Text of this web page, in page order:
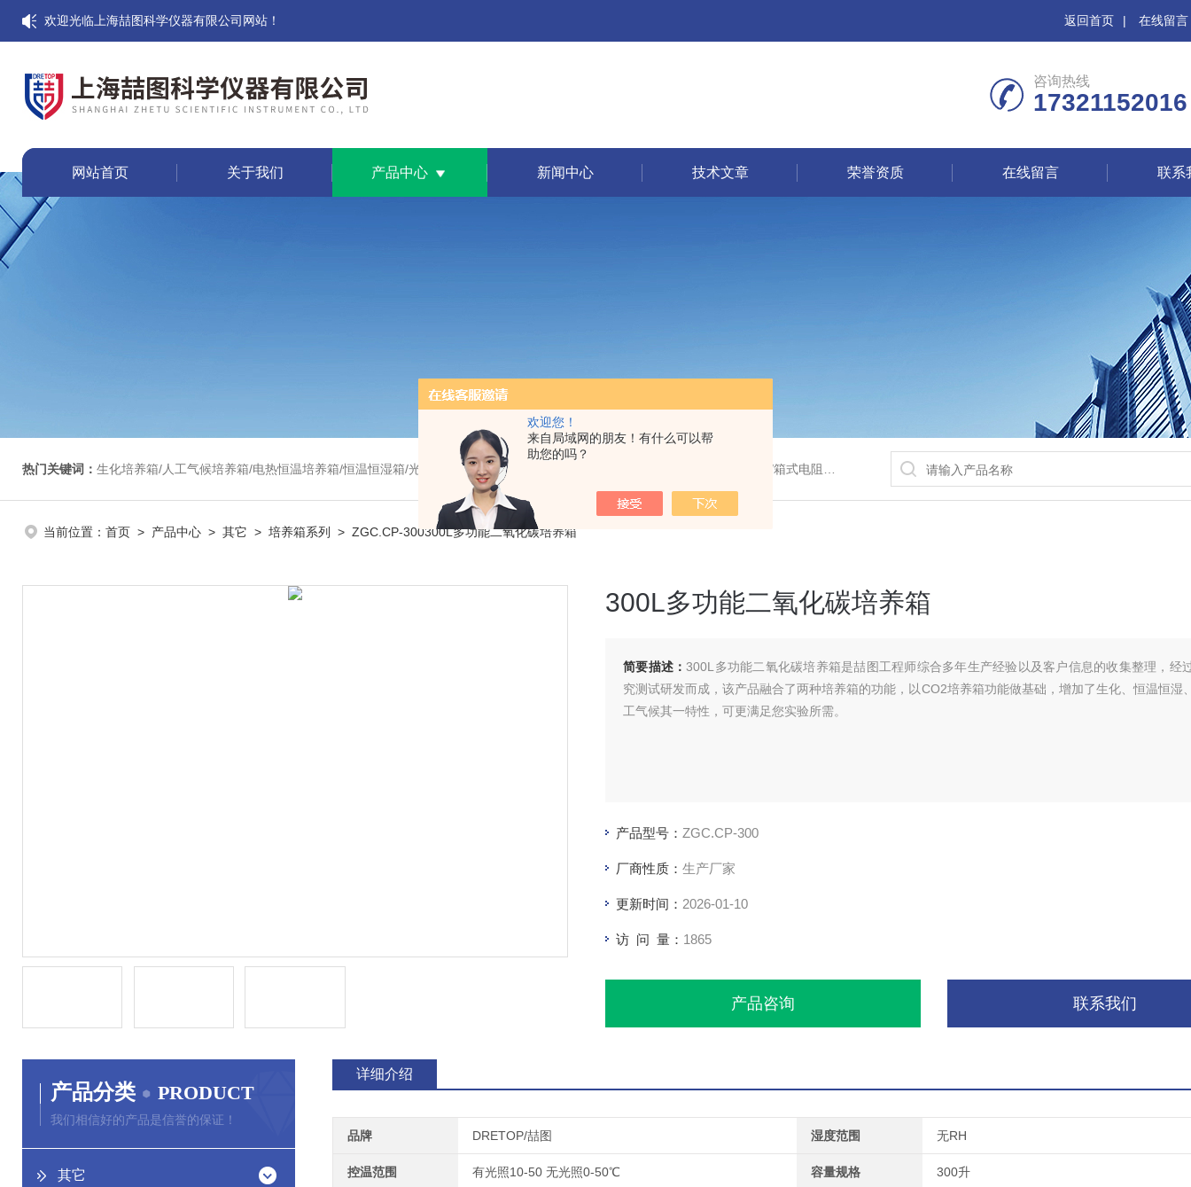
欢迎您！
来自局域网的朋友！有什么可以帮
助您的吗？
欢迎光临上海喆图科学仪器有限公司网站！ 返回首页 | 在线留言
咨询热线
17321152016
网站首页 关于我们 产品中心 新闻中心 技术文章 荣誉资质 在线留言 联系
热门关键词： 生化培养箱/人工气候培养箱/电热恒温培养箱/恒温恒湿箱/光照培养箱/二氧化碳培养箱等/恒温干燥箱/真空干燥箱/高温烘箱等/箱式电阻炉/陶瓷纤维马弗炉/高温马弗炉/管式炉/气氛炉/试验箱/摇床/振荡器/水槽/水浴锅等
当前位置： 首页 > 产品中心 > 其它 > 培养箱系列 > ZGC.CP-300300L多功能二氧化碳培养箱
300L多功能二氧化碳培养箱
简要描述：300L多功能二氧化碳培养箱是喆图工程师综合多年生产经验以及客户信息的收集整理，经
究测试研发而成，该产品融合了两种培养箱的功能，以CO2培养箱功能做基础，增加了生化、恒温恒湿
工气候其一特性，可更满足您实验所需。
产品型号： ZGC.CP-300
厂商性质： 生产厂家
更新时间： 2026-01-10
访 问 量： 1865
产品咨询 联系我们
产品分类 PRODUCT
我们相信好的产品是信誉的保证！
其它
详细介绍
品牌 DRETOP/喆图 湿度范围 无RH
控温范围 有光照10-50 无光照0-50℃ 容量规格 300升